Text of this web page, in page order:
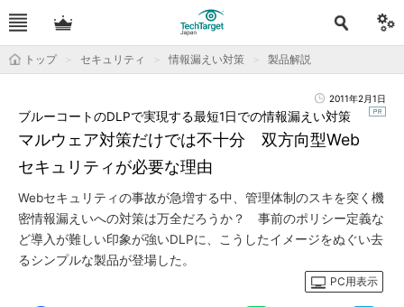
トップ セキュリティ 情報漏えい対策 製品解説
2011年2月1日
マルウェア対策だけでは不十分 双方向型Web
セキュリティが必要な理由
ブルーコートのDLPで実現する最短1日での情報漏えい対策
Webセキュリティの事故が急増する中、管理体制のスキを突く機
密情報漏えいへの対策は万全だろうか？ 事前のポリシー定義な
ど導入が難しい印象が強いDLPに、こうしたイメージをぬぐい去
るシンプルな製品が登場した。
PC用表示